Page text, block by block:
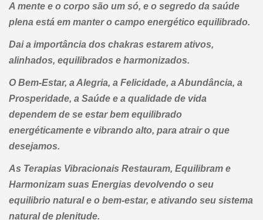
A mente e o corpo são um só, e o segredo da saúde
plena está em manter o campo energético equilibrado.
Dai a importância dos chakras estarem ativos,
alinhados, equilibrados e harmonizados.
O Bem-Estar, a Alegria, a Felicidade, a Abundância, a
Prosperidade, a Saúde e a qualidade de vida
dependem de se estar bem equilibrado
energéticamente e vibrando alto, para atrair o que
desejamos.
As Terapias Vibracionais Restauram, Equilibram e
Harmonizam suas Energias devolvendo o seu
equilibrio natural e o bem-estar, e ativando seu sistema
natural de plenitude.